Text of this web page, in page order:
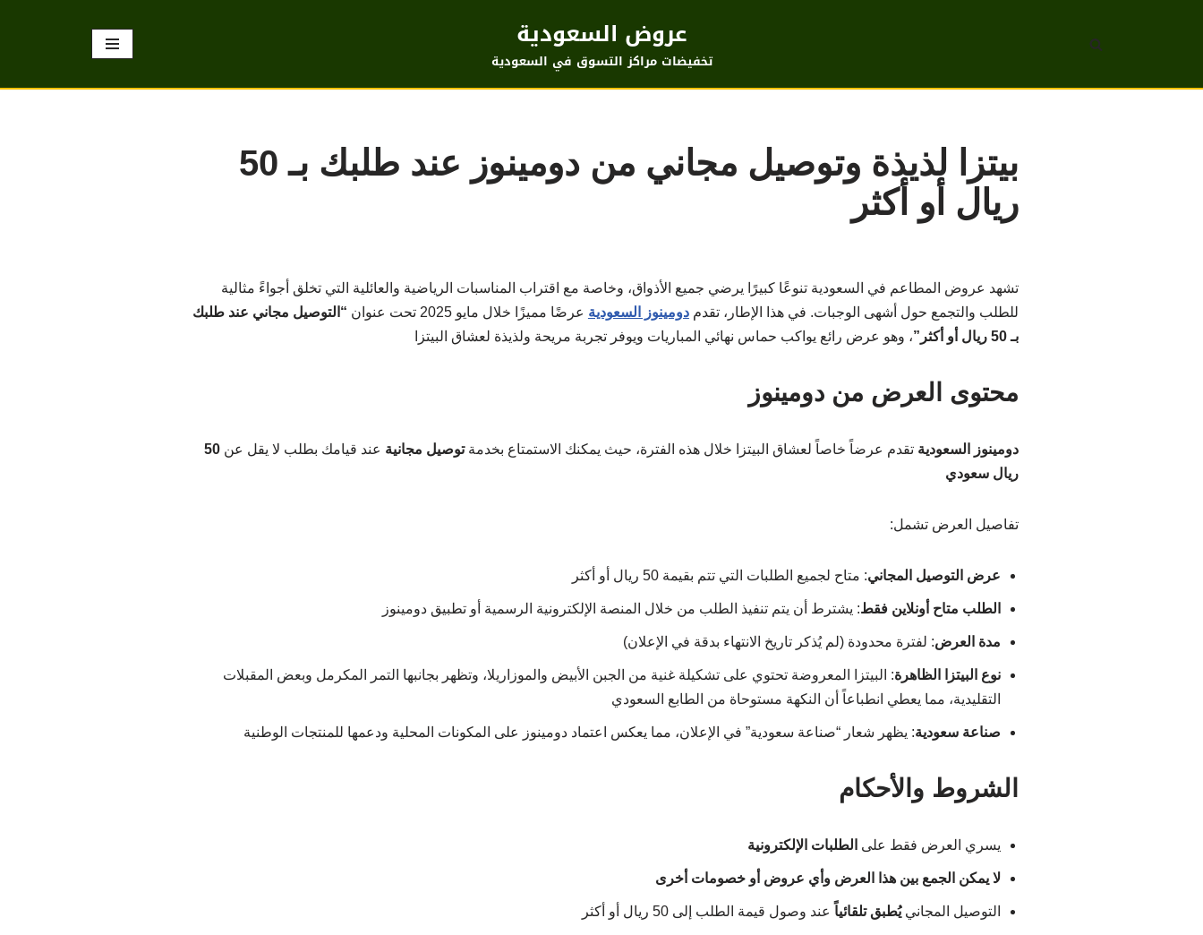
عروض السعودية
تخفيضات مراكز التسوق في السعودية
بيتزا لذيذة وتوصيل مجاني من دومينوز عند طلبك بـ 50
ريال أو أكثر
تشهد عروض المطاعم في السعودية تنوعًا كبيرًا يرضي جميع الأذواق، وخاصة مع اقتراب المناسبات الرياضية والعائلية التي تخلق أجواءً مثالية
للطلب والتجمع حول أشهى الوجبات. في هذا الإطار، تقدمدومينوز السعودية عرضًا مميزًا خلال مايو 2025 تحت عنوان
“التوصيل مجاني عند طلبك
بـ 50 ريال أو أكثر”
، وهو عرض رائع يواكب حماس نهائي المباريات ويوفر تجربة مريحة ولذيذة لعشاق البيتزا
محتوى العرض من دومينوز
دومينوز السعودية تقدم عرضاً خاصاً لعشاق البيتزا خلال هذه الفترة، حيث يمكنك الاستمتاع بخدمةتوصيل مجانية عند قيامك بطلب لا يقل عن50
ريال سعودي
تفاصيل العرض تشمل:
عرض التوصيل المجاني: متاح لجميع الطلبات التي تتم بقيمة 50 ريال أو أكثر
الطلب متاح أونلاين فقط: يشترط أن يتم تنفيذ الطلب من خلال المنصة الإلكترونية الرسمية أو تطبيق دومينوز
مدة العرض: لفترة محدودة (لم يُذكر تاريخ الانتهاء بدقة في الإعلان)
نوع البيتزا الظاهرة: البيتزا المعروضة تحتوي على تشكيلة غنية من الجبن الأبيض والموزاريلا، وتظهر بجانبها التمر المكرمل وبعض المقبلات
التقليدية، مما يعطي انطباعاً أن النكهة مستوحاة من الطابع السعودي
صناعة سعودية: يظهر شعار “صناعة سعودية” في الإعلان، مما يعكس اعتماد دومينوز على المكونات المحلية ودعمها للمنتجات الوطنية
الشروط والأحكام
يسري العرض فقط على الطلبات الإلكترونية
لا يمكن الجمع بين هذا العرض وأي عروض أو خصومات أخرى
التوصيل المجانييُطبق تلقائياً عند وصول قيمة الطلب إلى 50 ريال أو أكثر